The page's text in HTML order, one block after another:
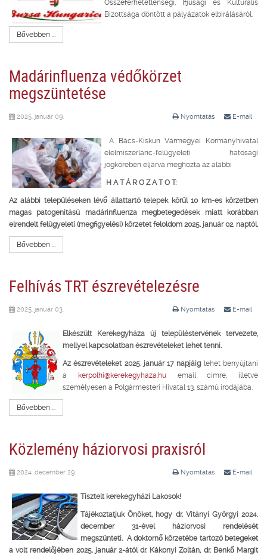
Összeférhetetlenségi, Ifjúsági és Kulturális
Bizottsága döntött a pályázatok elbírálásáról.
Bővebben ...
Madárinfluenza védőkörzet
megszüntetése
Nyomtatás E-mail
2025. január 09.
A Bács-Kiskun Vármegyei Kormányhivatal
élelmiszerlánc-felügyeleti hatósági
jogkörében eljárva meghozta az alábbi
H A T Á R O Z A T O T:
Az alábbi településeken lévő állattartó telepek körül 10 km-es körzetben
magas patogenitású madárinfluenza megbetegedések miatt korábban
elrendeltfelügyeleti (megfigyelési) körzetet feloldom 2025. január 02. naptól.
Bővebben ...
Felhívás TRT észrevételezésre
Nyomtatás E-mail
2025. január 03.
Elkészült Kerekegyháza új településtervének tervezete,
mellyel kapcsolatban észrevételeket lehet tenni.
Az észrevételeket 2025. január 17 napjáig lehet benyújtani
a kerpolhi@kerekegyhaza.huemail címre, illetve
személyesen a Polgármesteri Hivatal 13. számú irodájába.
Bővebben ...
Közlemény háziorvosi praxisról
Nyomtatás E-mail
2024. december 29.
Tisztelt kerekegyházi Lakosok!
Tájékoztatjuk Önöket, hogy dr. Vitányi Györgyi 2024.
december 31-ével háziorvosi rendelését
megszünteti. A doktornő körzetébe tartozó betegeket
a volt rendelőjében 2025. január 2-ától dr. Kákonyi Zoltán, dr. Benkő Margit